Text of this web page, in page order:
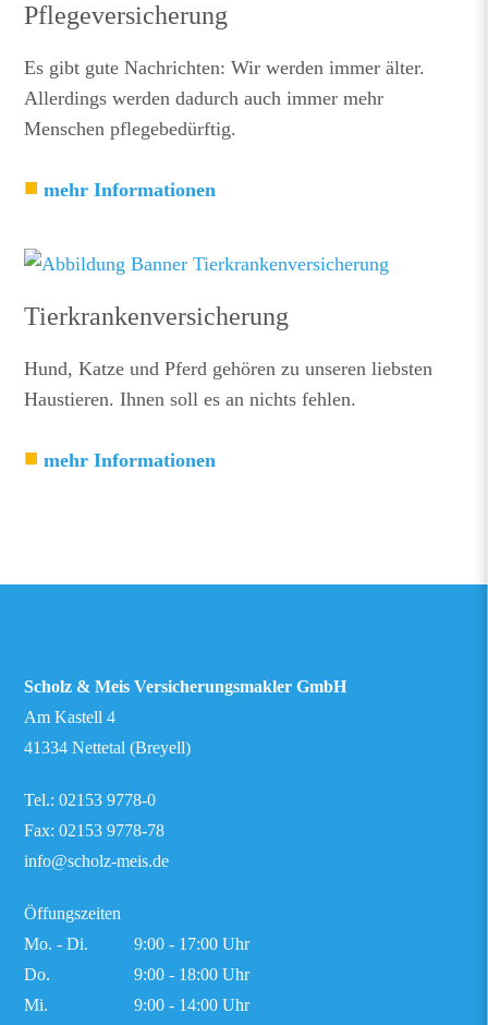
Pflegeversicherung
Es gibt gute Nachrichten: Wir werden immer älter.
Allerdings werden dadurch auch immer mehr
Menschen pflegebedürftig.
mehr Informationen
Tierkrankenversicherung
Hund, Katze und Pferd gehören zu unseren liebsten
Haustieren. Ihnen soll es an nichts fehlen.
mehr Informationen
Scholz & Meis Versicherungsmakler GmbH
Am Kastell 4
41334 Nettetal (Breyell)
Tel.:02153 9778-0
Fax: 02153 9778-78
info@scholz-meis.de
Öffungszeiten
Mo. - Di.
9:00 - 17:00 Uhr
Do.
9:00 - 18:00 Uhr
Mi.
9:00 - 14:00 Uhr